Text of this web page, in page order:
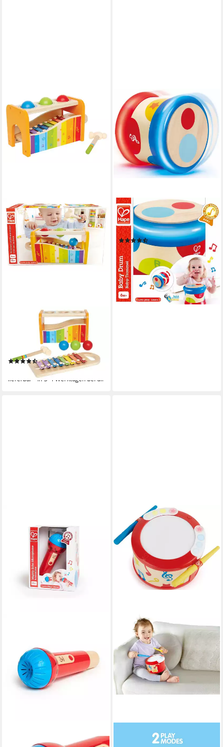
Spielzeug-Musikinstrument
Xylophon, Xylophon und
Hammerspiel
(48)
ab 28,56 €
lieferbar - in 3-4 Werktagen bei dir
HAPE
Spielzeug-Musikinstrument
Baby-Trommel
(17)
ab 22,30 € 29,99 €
-26%
lieferbar - in 3-4 Werktagen bei dir
Spielzeug-Musikinstrument Spielzeug-Musikinstrument